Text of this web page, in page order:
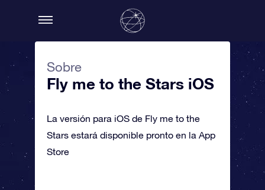
Sobre
Fly me to the Stars iOS
La versión para iOS de Fly me to the
Stars estará disponible pronto en la App
Store